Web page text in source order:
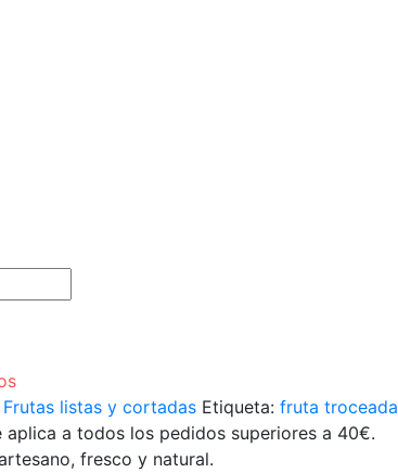
Frutas listas y cortadas Etiqueta: fruta troceada
aplica a todos los pedidos superiores a 40€.
fresco y natural.